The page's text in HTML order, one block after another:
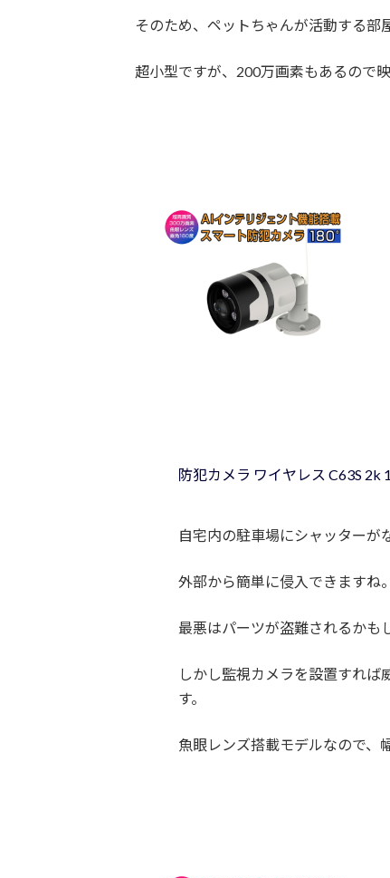
そのため、ペットちゃんが活動する部
超小型ですが、200万画素もあるので
防犯カメラ ワイヤレス C63S
自宅内の駐車場にシャッターが
外部から簡単に侵入できますね。
最悪はパーツが盗難されるかも
しかし監視カメラを設置すれば
す。
魚眼レンズ搭載モデルなので、